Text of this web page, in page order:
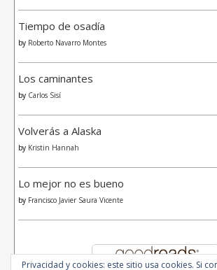
Tiempo de osadía
by Roberto Navarro Montes
Los caminantes
by Carlos Sisí
Volverás a Alaska
by Kristin Hannah
Lo mejor no es bueno
by Francisco Javier Saura Vicente
Privacidad y cookies: este sitio usa cookies. Si